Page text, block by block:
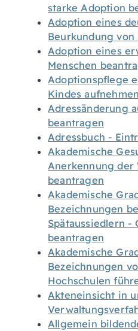
starke Adoption
Adoption eines
Beurkundung von
Adoption eines
Menschen
Adoptionspflege
Kindes aufnehmen
Adressänderung
beantragen
Adressbuch -
Akademische
Anerkennung der
beantragen
Akademische
Bezeichnungen
Spätaussiedlern -
beantragen
Akademische
Bezeichnungen
Hochschulen
Akteneinsicht in
Allgemein